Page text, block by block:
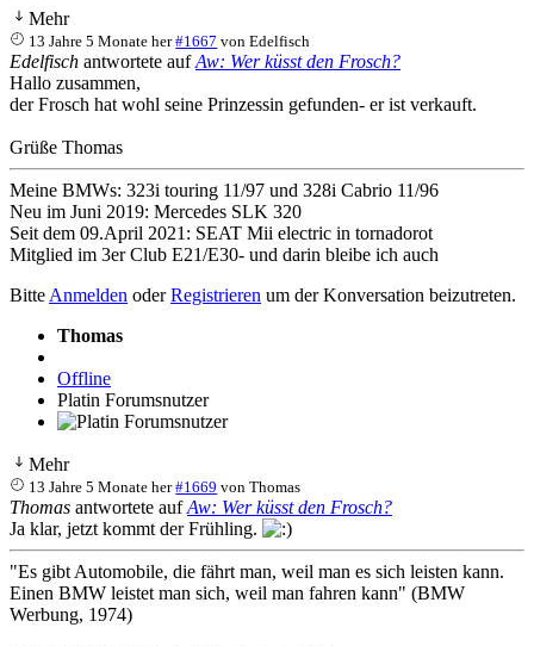
Mehr
13 Jahre 5 Monate her #1667 vonEdelfisch
Edelfisch antwortete aufAw: Wer küsst den Frosch?
Hallo zusammen,
der Frosch hat wohl seine Prinzessin gefunden- er ist verkauft.
Grüße Thomas
Meine BMWs: 323i touring 11/97 und 328i Cabrio 11/96
Neu im Juni 2019: Mercedes SLK 320
Seit dem 09.April 2021: SEAT Mii electric in tornadorot
Mitglied im 3er Club E21/E30- und darin bleibe ich auch
Bitte Anmelden oderRegistrieren um der Konversation beizutreten.
Thomas
Offline
Platin Forumsnutzer
Mehr
13 Jahre 5 Monate her #1669 vonThomas
Thomas antwortete aufAw: Wer küsst den Frosch?
Ja klar, jetzt kommt der Frühling.
"Es gibt Automobile, die fährt man, weil man es sich leisten kann.
Einen BMW leistet man sich, weil man fahren kann" (BMW
Werbung, 1974)